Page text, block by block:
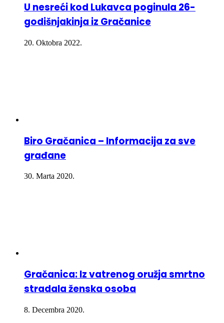
U nesreći kod Lukavca poginula 26-
godišnjakinja iz Gračanice
20. Oktobra 2022.
Biro Gračanica – Informacija za sve
građane
30. Marta 2020.
Gračanica: Iz vatrenog oružja smrtno
stradala ženska osoba
8. Decembra 2020.